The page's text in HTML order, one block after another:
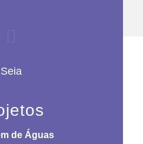
Seia
de Águas